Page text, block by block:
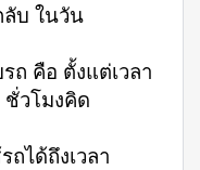
ลับ ในวัน
ถ คือ ตั้งแต่เวลา
ชั่วโมงคิด
ได้ถึงเวลา